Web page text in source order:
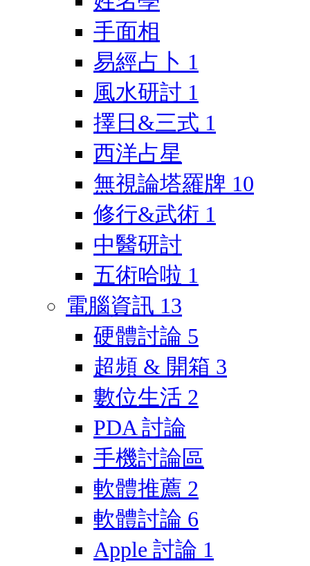
手面相
易經占卜 1
風水研討 1
擇日&三式 1
西洋占星
無視論塔羅牌 10
修行&武術 1
中醫研討
五術哈啦 1
電腦資訊 13
硬體討論 5
超頻 & 開箱 3
數位生活 2
PDA 討論
手機討論區
軟體推薦 2
軟體討論 6
Apple 討論 1